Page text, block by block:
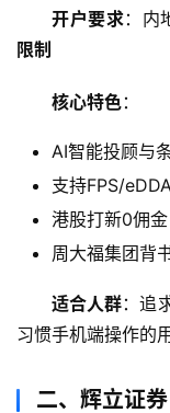
开户要求：内
限制
核心特色：
AI智能投顾与
支持FPS/
港股打新0佣金
周大福集团背
适合人群：追
习惯手机端操作的
二、辉立证